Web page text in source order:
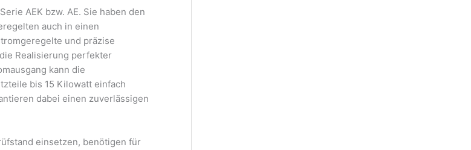
AEK bzw. AE. Sie haben den
auch in einen
und präzise
Realisierung perfekter
kann die
bis 15 Kilowatt einfach
dabei einen zuverlässigen
einsetzen, benötigen für